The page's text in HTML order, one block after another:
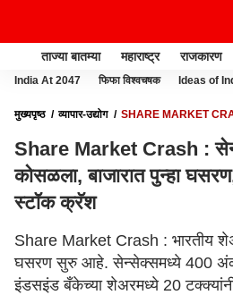
ताज्या बातम्या महाराष्ट्र राजकारण
India At 2047 फिफा विश्वचषक Ideas of
मुख्यपृष्ठ व्यापार-उद्योग
SHARE MARKET
Share Market Crash :
कोसळला, बाजारात पुन्हा
स्टॉक क्रॅश
Share Market Crash : भारतीय
घसरण सुरु आहे. सेन्सेक्समध्ये 400
इंडसइंड बँकेच्या शेअरमध्ये 20